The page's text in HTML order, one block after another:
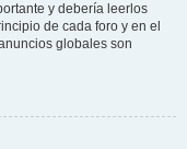
y debería leerlos
de cada foro y en el
globales son